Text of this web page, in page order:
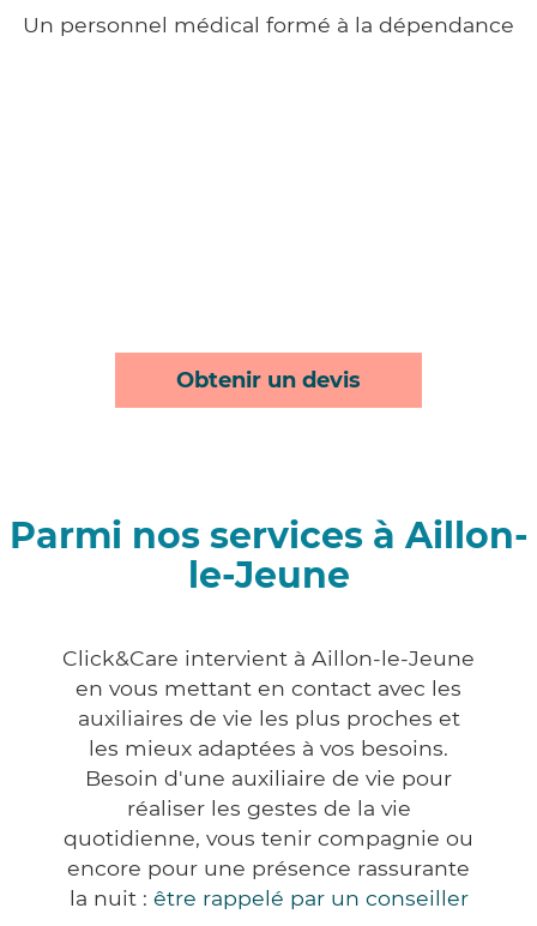
Un personnel médical formé à la dépendance
Obtenir un devis
Parmi nos services à Aillon-
le-Jeune
Click&Care intervient à Aillon-le-Jeune
en vous mettant en contact avec les
auxiliaires de vie les plus proches et
les mieux adaptées à vos besoins.
Besoin d'une auxiliaire de vie pour
réaliser les gestes de la vie
quotidienne, vous tenir compagnie ou
encore pour une présence rassurante
la nuit : être rappelé par un conseiller